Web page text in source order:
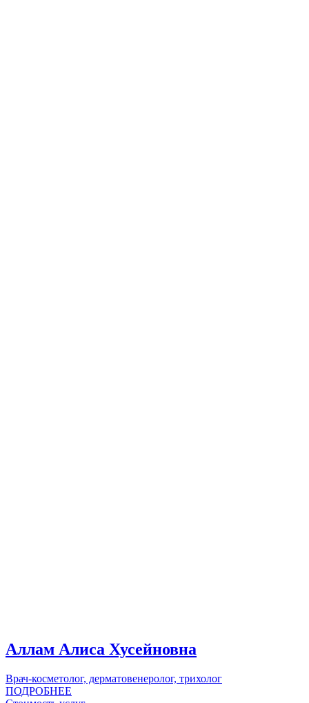
Аллам Алиса Хусейновна
Врач-косметолог, дерматовенеролог, трихолог​
ПОДРОБНЕЕ